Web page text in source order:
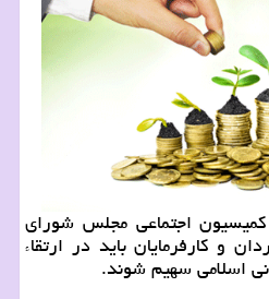
اجتماعی مجلس شورای
و کارفرمایان باید در ارتقاء
اسلامی سهیم شوند.